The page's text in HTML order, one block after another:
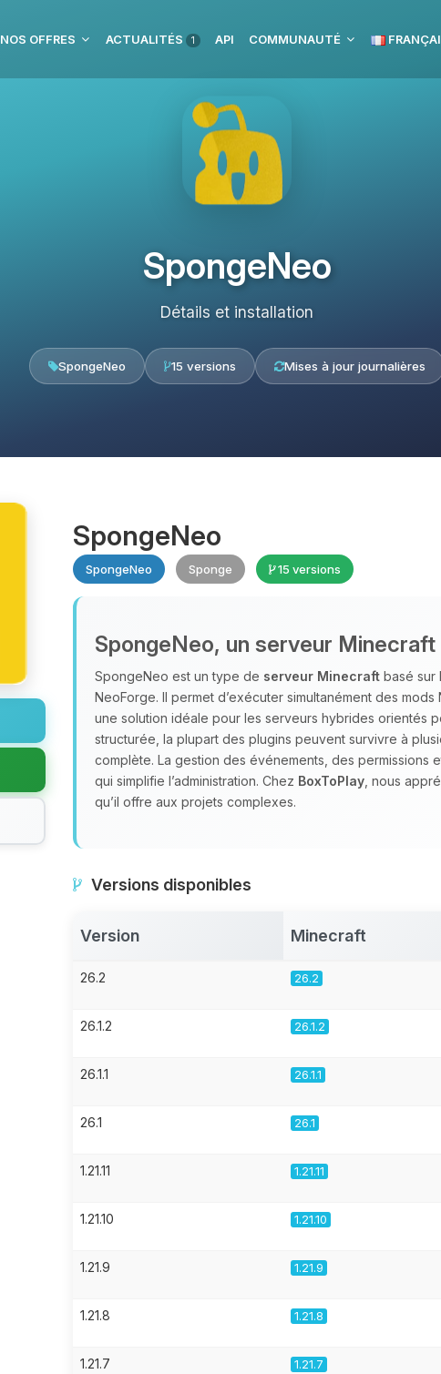
NOS OFFRES ACTUALITÉS 1 API COMMUNAUTÉ
SpongeNeo
Détails et installation
SpongeNeo 15 versions Mises à jour journalières
SpongeNeo
SpongeNeo Sponge 15 versions
SpongeNeo, un serveur
SpongeNeo est un type de serveur Minecraft basé sur
NeoForge. Il permet d’exécuter simultanément des
une solution idéale pour les serveurs hybrides orientés
structurée, la plupart des plugins peuvent survivre à
complète. La gestion des événements, des permissions
qui simplifie l’administration. Chez BoxToPlay , nous
qu’il offre aux projets complexes.
Versions disponibles
Version Minecraft
26.2 26.2
26.1.2 26.1.2
26.1.1 26.1.1
26.1 26.1
1.21.11 1.21.11
1.21.10 1.21.10
1.21.9 1.21.9
1.21.8 1.21.8
1.21.7 1.21.7